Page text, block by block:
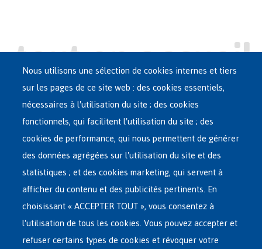
Main
French
Menu
ASILE EN BELGIQUE
RÉSEAU D'ACCUEIL
RETOUR VOLONTAIRE
INTERNATIONAL
À PROPOS DE FEDASIL
Nous utilisons une sélection de cookies internes et tiers
sur les pages de ce site web : des cookies essentiels,
nécessaires à l'utilisation du site ; des cookies
fonctionnels, qui facilitent l'utilisation du site ; des
cookies de performance, qui nous permettent de générer
des données agrégées sur l'utilisation du site et des
statistiques ; et des cookies marketing, qui servent à
afficher du contenu et des publicités pertinents. En
choisissant « ACCEPTER TOUT », vous consentez à
l'utilisation de tous les cookies. Vous pouvez accepter et
refuser certains types de cookies et révoquer votre